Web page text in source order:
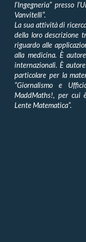
l’Ingegneria” presso
Vanvitelli”.
La sua attività di
della loro descrizione
riguardo alle
alla medicina. È
internazionali. È
particolare per la
“Giornalismo e
MaddMaths!, per cui
Lente Matematica”.